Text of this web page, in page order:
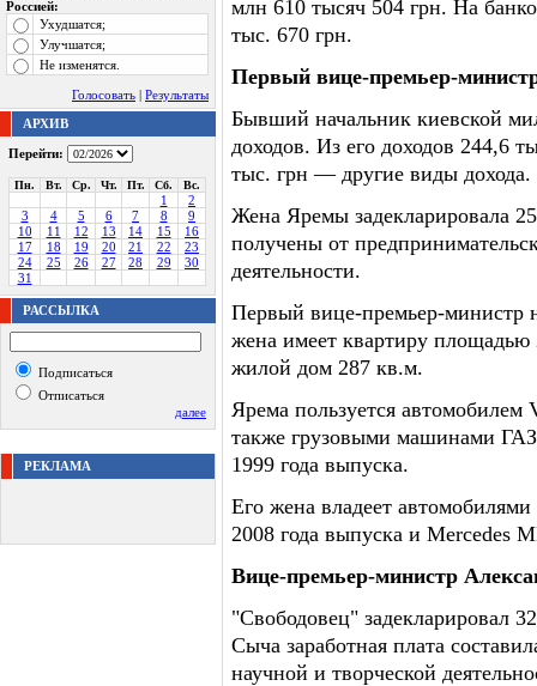
Россией:
Ухудшатся;
Улучшатся;
Не изменятся.
Голосовать | Результаты
АРХИВ
Перейти:
Пн. Вт. Ср. Чт. Пт. Сб. Вс.
1
2
3
4 5 6 7 8
9
10
11 12 13 14 15
16
17
18 19 20 21 22
23
24
25 26 27 28 29
30
31
РАССЫЛКА
Подписаться
Отписаться
далее
РЕКЛАМА
млн 610 тысяч 504 грн. На
тыс. 670 грн.
Первый вице-премьер-
Бывший начальник киевской
доходов. Из его доходов 244,6
тыс. грн — другие виды дохода.
Жена Яремы задекларировала
получены от
деятельности.
Первый вице-премьер-министр
жена имеет квартиру площадью
жилой дом 287 кв.м.
Ярема пользуется автомобилем
также грузовыми машинами
1999 года выпуска.
Его жена владеет
2008 года выпуска и Mercedes
Вице-премьер-министр
"Свободовец" задекларировал
Сыча заработная плата
научной и творческой